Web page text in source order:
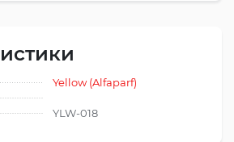
Yellow (Alfaparf)
YLW-018